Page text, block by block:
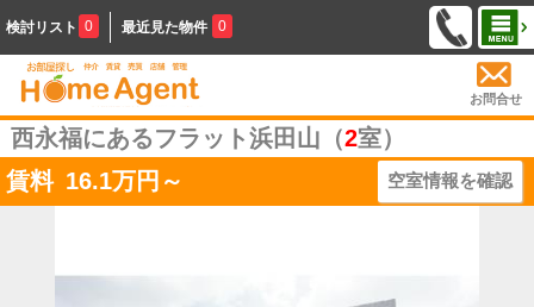
検討リスト 0 最近見た物件 0
お問合せ
西永福にあるフラット浜田山（2室）
賃料 16.1万円～ 空室情報を確認